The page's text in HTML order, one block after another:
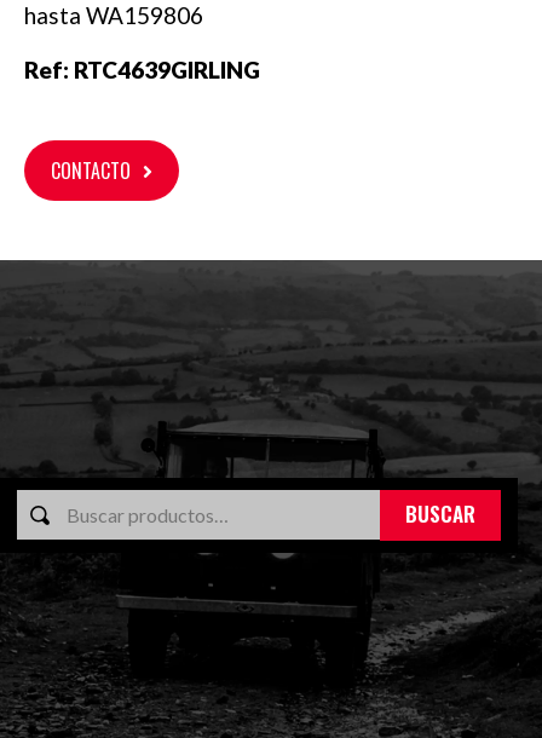
hasta WA159806
Ref: RTC4639GIRLING
CONTACTO
BUSCAR